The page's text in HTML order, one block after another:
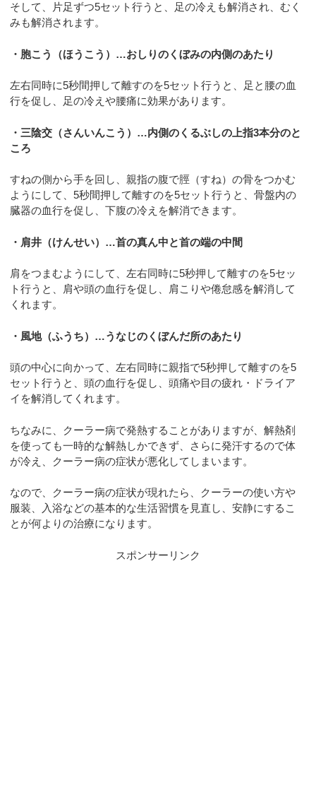
そして、片足ずつ5セット行うと、足の冷えも解消され、むく
みも解消されます。
・胞こう（ほうこう）…おしりのくぼみの内側のあたり
左右同時に5秒間押して離すのを5セット行うと、足と腰の血
行を促し、足の冷えや腰痛に効果があります。
・三陰交（さんいんこう）…内側のくるぶしの上指3本分のと
ころ
すねの側から手を回し、親指の腹で脛（すね）の骨をつかむ
ようにして、5秒間押して離すのを5セット行うと、骨盤内の
臓器の血行を促し、下腹の冷えを解消できます。
・肩井（けんせい）…首の真ん中と首の端の中間
肩をつまむようにして、左右同時に5秒押して離すのを5セッ
ト行うと、肩や頭の血行を促し、肩こりや倦怠感を解消して
くれます。
・風地（ふうち）…うなじのくぼんだ所のあたり
頭の中心に向かって、左右同時に親指で5秒押して離すのを5
セット行うと、頭の血行を促し、頭痛や目の疲れ・ドライア
イを解消してくれます。
ちなみに、クーラー病で発熱することがありますが、解熱剤
を使っても一時的な解熱しかできず、さらに発汗するので体
が冷え、クーラー病の症状が悪化してしまいます。
なので、クーラー病の症状が現れたら、クーラーの使い方や
服装、入浴などの基本的な生活習慣を見直し、安静にするこ
とが何よりの治療になります。
スポンサーリンク